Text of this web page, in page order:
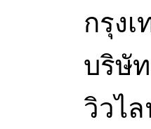
กรุง
บริษั
วิวไ